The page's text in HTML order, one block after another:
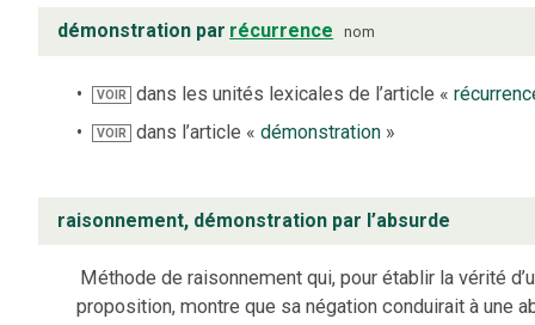
démonstration par récurrence nom
VOIR dans les unités lexicales de l’article «
VOIR dans l’article «démonstration »
raisonnement, démonstration par l’absurde
Méthode de raisonnement qui, pour établir la vérité
proposition, montre que sa négation conduirait à une